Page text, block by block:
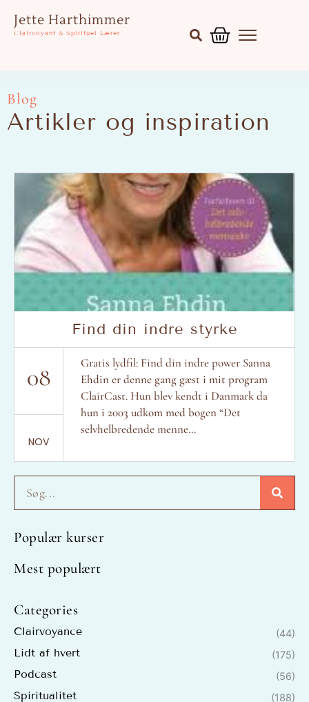
indholdet
Jette Harthimmer
Clairvoyant & Spirituel Lærer
Blog
Artikler og inspiration
Populær kurser
Mest populært
Categories
Clairvoyance (44)
Lidt af hvert (175)
Podcast (56)
Spiritualitet (188)
Find din indre styrke
08
NOV
Gratis lydfil: Find din indre power Sanna
Ehdin er denne gang gæst i mit program
ClairCast. Hun blev kendt i Danmark da
hun i 2003 udkom med bogen “Det
selvhelbredende menne...